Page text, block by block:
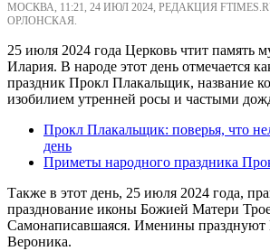
МОСКВА, 11:21, 24 ИЮЛ 2024, РЕДАКЦИЯ
ОРЛОНСКАЯ.
25 июля 2024 года Церковь чтит память
Илария. В народе этот день отмечается
праздник Прокл Плакальщик, название
изобилием утренней росы и частыми
Прокл Плакальщик: поверья, что
день
Приметы народного праздника
Также в этот день, 25 июля 2024 года,
празднование иконы Божией Матери
Самонаписавшаяся. Именины
Вероника.